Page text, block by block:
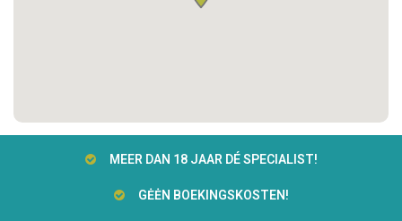
MEER DAN 18 JAAR DÉ SPECIALIST!
GĖĖN BOEKINGSKOSTEN!